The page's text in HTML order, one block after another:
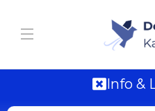
Info &